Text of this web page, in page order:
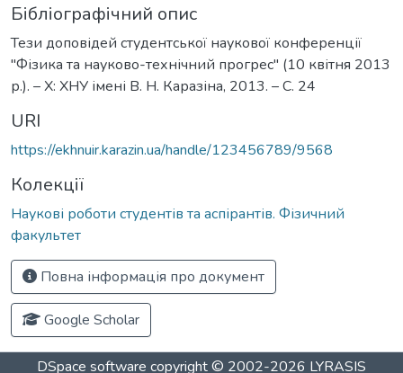
Бібліографічний опис
Тези доповідей студентської наукової конференції
"Фізика та науково-технічний прогрес" (10 квітня 2013
р.). – Х: ХНУ імені В. Н. Каразіна, 2013. – С. 24
URI
https://ekhnuir.karazin.ua/handle/123456789/9568
Колекції
Наукові роботи студентів та аспірантів. Фізичний
факультет
Повна інформація про документ
Google Scholar
DSpace software copyright © 2002-2026 LYRASIS